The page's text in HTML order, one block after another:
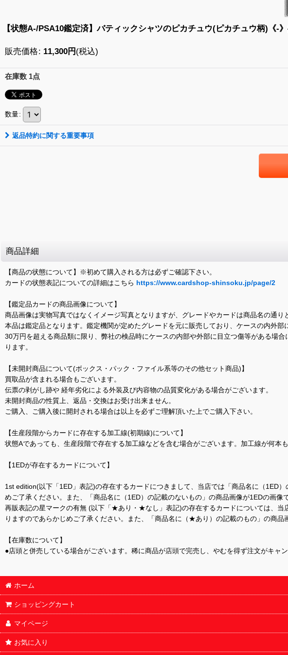
【状態A-/PSA10鑑定済】バティックシャツのピカチュウ(ピカチュウ柄)《-
販売価格: 11,300円 (税込)
在庫数 1点
数量:
返品特約に関する重要事項
商品詳細
【商品の状態について】※初めて購入される方は必ずご確認下さい。
カードの状態表記についての詳細はこちら https://www.cardshop-shinsoku.jp/page/2
【鑑定品カードの商品画像について】
商品画像は実物写真ではなくイメージ写真となりますが、グレードやカードは商品名の通り
本品は鑑定品となります。鑑定機関が定めたグレードを元に販売しており、ケースの内外
30万円を超える商品類に限り、弊社の検品時にケースの内部や外部に目立つ傷等がある場
ります。
【未開封商品について(ボックス・パック・ファイル系等のその他セット商品)】
買取品が含まれる場合もございます。
伝票の剥がし跡や 経年劣化による外装及び内容物の品質変化がある場合がございます。
未開封商品の性質上、返品・交換はお受け出来ません。
ご購入、ご購入後に開封される場合は以上を必ずご理解頂いた上でご購入下さい。
【生産段階からカードに存在する加工線(初期線)について】
状態Aであっても、生産段階で存在する加工線などを含む場合がございます。加工線が何本
【1EDが存在するカードについて】
1st edition(以下「1ED」表記)の存在するカードにつきまして、当店では「商品名に（1ED
めご了承ください。また、「商品名に（1ED）の記載のないもの」の商品画像が1EDの画
再販表記の星マークの有無 (以下「★あり・★なし」表記)の存在するカードについては、
りますのであらかじめご了承ください。また、「商品名に（★あり）の記載のもの」の商
【在庫数について】
●店頭と併売している場合がございます。稀に商品が店頭で完売し、やむを得ず注文がキャ
ホーム
ショッピングカート
マイページ
お気に入り